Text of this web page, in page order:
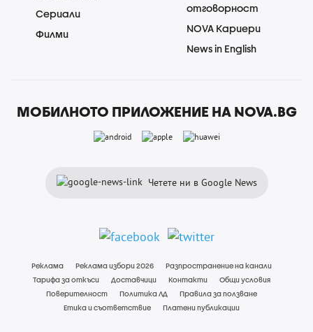
Сериали
Филми
отговорност
NOVA Кариери
News in English
МОБИЛНОТО ПРИЛОЖЕНИЕ НА NOVA.BG
Четете ни в Google News
Реклама Реклама избори 2026
Разпространение на канали
Тарифа за откъси
Доставчици Контакти
Общи условия
Поверителност
Политика ЛД
Правила за ползване
Етика и съответствие
Платени публикации